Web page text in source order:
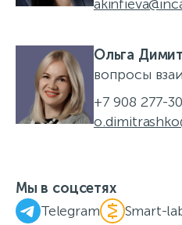
Ольга
вопросы
+7 908 277-
Мы в соцсетях
Telegram
Smart-